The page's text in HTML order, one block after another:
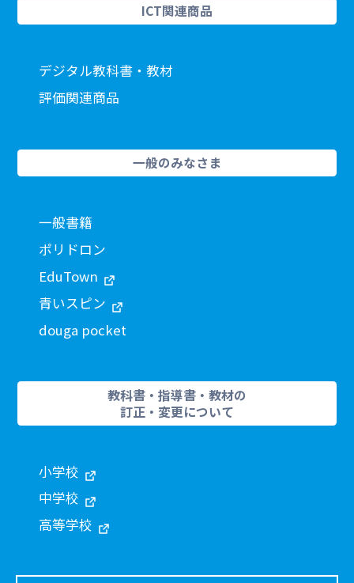
ICT関連商品
デジタル教科書・教材
評価関連商品
一般のみなさま
一般書籍
ポリドロン
EduTown
青いスピン
douga pocket
教科書・指導書・教材の
訂正・変更について
小学校
中学校
高等学校